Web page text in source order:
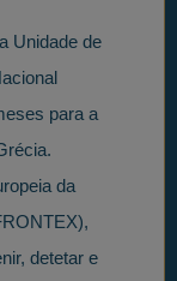
Unidade de
para a
da
detetar e